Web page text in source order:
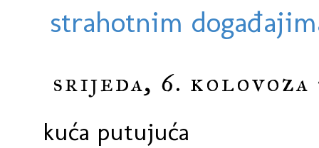
strahotnim
srijeda, 6. kolovoza
kuća putujuća